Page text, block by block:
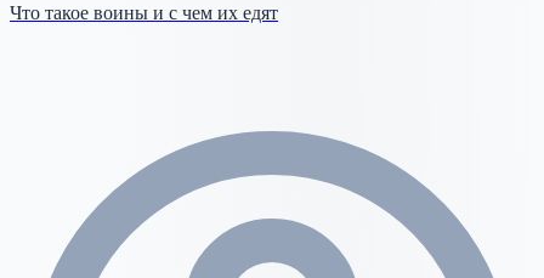
Что такое воины и с чем их едят